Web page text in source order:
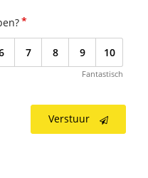
*
7 8 9 10
Fantastisch
Verstuur